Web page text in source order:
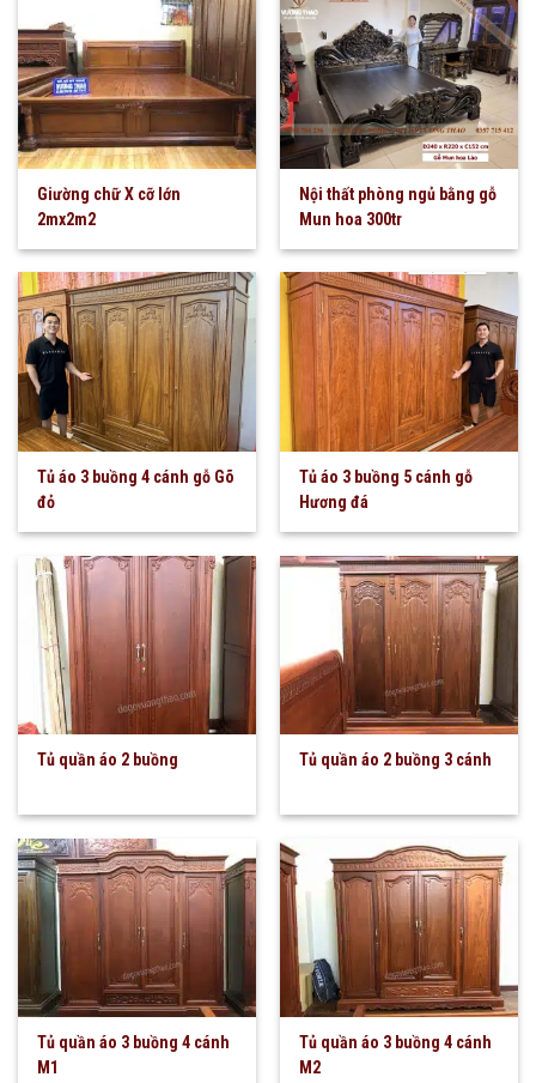
Giường chữ X cỡ lớn
2mx2m2
Nội thất phòng ngủ bằng gỗ
Mun hoa 300tr
Tủ áo 3 buồng 4 cánh gỗ Gõ
đỏ
Tủ áo 3 buồng 5 cánh gỗ
Hương đá
Tủ quần áo 2 buồng Tủ quần áo 2 buồng 3 cánh
Tủ quần áo 3 buồng 4 cánh
M1
Tủ quần áo 3 buồng 4 cánh
M2